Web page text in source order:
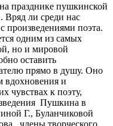
празднике пушкинской
Вряд ли среди нас
произведениями поэта.
одним из самых
но и мировой
оставить
прямо в душу. Оно
вдохновения и
чувствах к поэту,
Пушкина в
Г., Буланчиковой
члены творческого